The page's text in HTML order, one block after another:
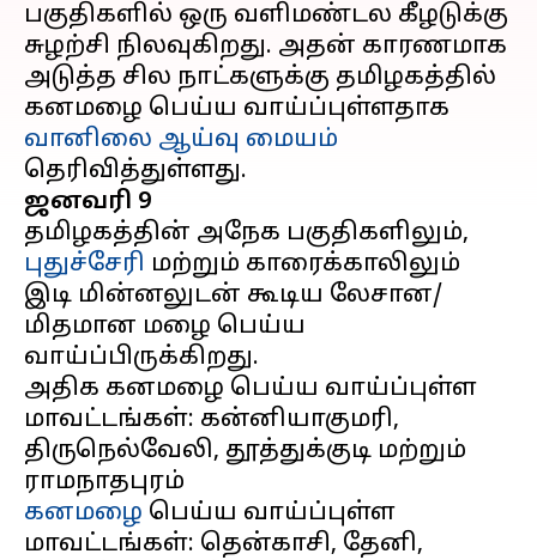
பகுதிகளில் ஒரு வளிமண்டல கீழடுக்கு
சுழற்சி நிலவுகிறது. அதன் காரணமாக
அடுத்த சில நாட்களுக்கு தமிழகத்தில்
கனமழை பெய்ய வாய்ப்புள்ளதாக
வானிலை ஆய்வு மையம்
ஜனவரி 9
தமிழகத்தின் அநேக பகுதிகளிலும்,
புதுச்சேரி மற்றும் காரைக்காலிலும்
இடி மின்னலுடன் கூடிய லேசான/
மிதமான மழை பெய்ய
வாய்ப்பிருக்கிறது.
அதிக கனமழை பெய்ய வாய்ப்புள்ள
மாவட்டங்கள்: கன்னியாகுமரி,
திருநெல்வேலி, தூத்துக்குடி மற்றும்
கனமழை பெய்ய வாய்ப்புள்ள
மாவட்டங்கள்: தென்காசி, தேனி,